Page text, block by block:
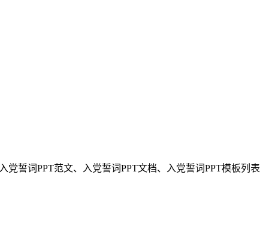
入党誓词PPT范文、入党誓词PPT文档、入党誓词PPT模板列表